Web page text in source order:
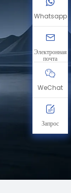
Whatsapp
Электронная
почта
WeChat
Запрос